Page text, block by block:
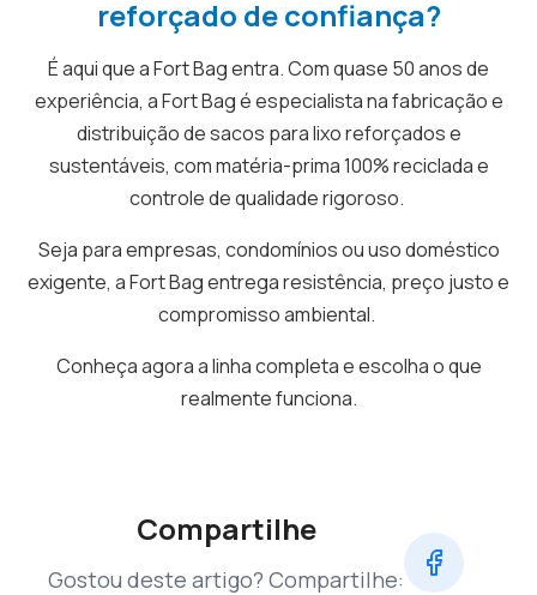
reforçado de confiança?
É aqui que a Fort Bag entra. Com quase 50 anos de
experiência, a Fort Bag é especialista na fabricação e
distribuição de sacos para lixo reforçados e
sustentáveis, com matéria-prima 100% reciclada e
controle de qualidade rigoroso.
Seja para empresas, condomínios ou uso doméstico
exigente, a Fort Bag entrega resistência, preço justo e
compromisso ambiental.
Conheça agora a linha completa e escolha o que
realmente funciona.
Compartilhe
Gostou deste artigo? Compartilhe: